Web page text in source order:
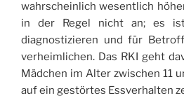
wahrscheinlich wesentlich
in der Regel nicht an; es
diagnostizieren und für
verheimlichen. Das RKI geht
Mädchen im Alter zwischen 11
auf ein gestörtes Essverhalten